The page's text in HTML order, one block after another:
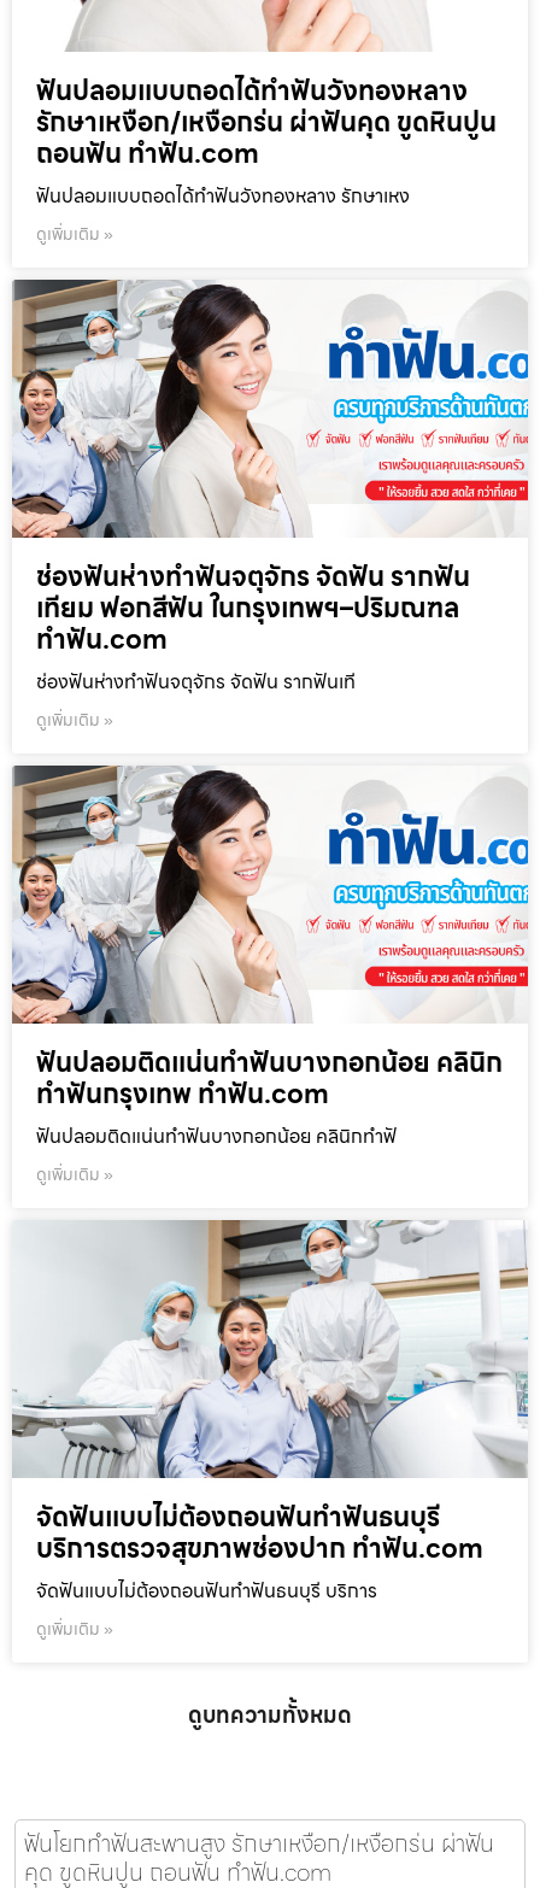
ฟันปลอมแบบถอดได้ทำฟันวังทองหลาง
รักษาเหงือก/เหงือกร่น ผ่าฟันคุด ขูดหินปูน
ถอนฟัน ทำฟัน.com
ฟันปลอมแบบถอดได้ทำฟันวังทองหลาง รักษาเหง
ดูเพิ่มเติม »
ช่องฟันห่างทำฟันจตุจักร จัดฟัน รากฟัน
เทียม ฟอกสีฟัน ในกรุงเทพฯ–ปริมณฑล
ทำฟัน.com
ช่องฟันห่างทำฟันจตุจักร จัดฟัน รากฟันเที
ดูเพิ่มเติม »
ฟันปลอมติดแน่นทำฟันบางกอกน้อย คลินิก
ทำฟันกรุงเทพ ทำฟัน.com
ฟันปลอมติดแน่นทำฟันบางกอกน้อย คลินิกทำฟั
ดูเพิ่มเติม »
จัดฟันแบบไม่ต้องถอนฟันทำฟันธนบุรี
บริการตรวจสุขภาพช่องปาก ทำฟัน.com
จัดฟันแบบไม่ต้องถอนฟันทำฟันธนบุรี บริการ
ดูเพิ่มเติม »
ดูบทความทั้งหมด
ฟันโยกทำฟันสะพานสูง รักษาเหงือก/เหงือกร่น ผ่าฟัน
คุด ขูดหินปูน ถอนฟัน ทำฟัน.com